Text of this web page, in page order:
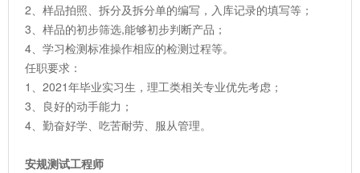
2、样品拍照、拆分及拆分单的编写，入库记录的填写等；
3、样品的初步筛选,能够初步判断产品；
4、学习检测标准操作相应的检测过程等。
任职要求：
1、2021年毕业实习生，理工类相关专业优先考虑；
3、良好的动手能力；
4、勤奋好学、吃苦耐劳、服从管理。
安规测试工程师